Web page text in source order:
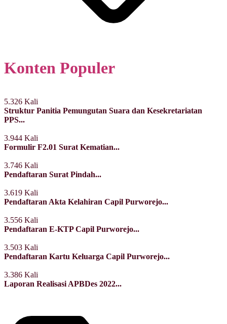
Konten Populer
5.326 Kali
Struktur Panitia Pemungutan Suara dan Kesekretariatan
PPS...
3.944 Kali
Formulir F2.01 Surat Kematian...
3.746 Kali
Pendaftaran Surat Pindah...
3.619 Kali
Pendaftaran Akta Kelahiran Capil Purworejo...
3.556 Kali
Pendaftaran E-KTP Capil Purworejo...
3.503 Kali
Pendaftaran Kartu Keluarga Capil Purworejo...
3.386 Kali
Laporan Realisasi APBDes 2022...